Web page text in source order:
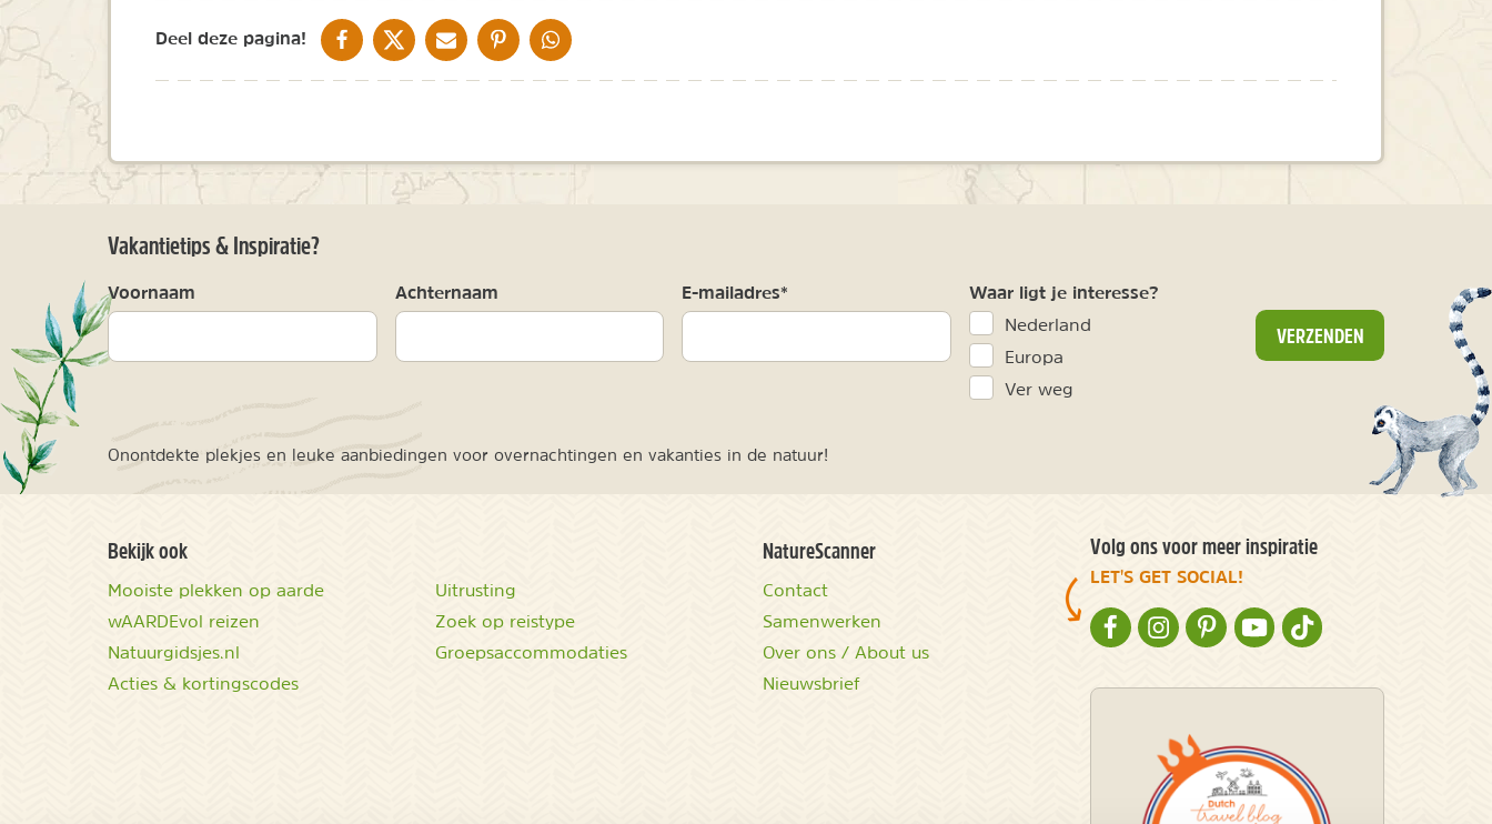
Deel deze pagina! DELEN OP FACEBOOK
DELEN OP XDELEN VIA DE MAIL
DELEN OP PINTEREST
DELEN OP WHATSAPP
Vakantietips & Inspiratie?
Voornaam Achternaam E-mailadres* Waar ligt je interesse?
Nederland
Europa
Ver weg
VERZENDEN
Onontdekte plekjes en leuke aanbiedingen voor overnachtingen en vakanties in de natuur!
Bekijk ook
Mooiste plekken op aarde
wAARDEvol reizen
Natuurgidsjes.nl
Acties & kortingscodes
Uitrusting
Zoek op reistype
Groepsaccommodaties
NatureScanner
Contact
Samenwerken
Over ons / About us
Nieuwsbrief
Volg ons voor meer inspiratie
LET'S GET SOCIAL!
NATURESCANNER OP FACEBOOK
NATURESCANNER OP INSTAGRAM
NATURESCANNER OP PINTEREST
NATURESCANNER OP YOUTUBE
NATURESCANNER OP